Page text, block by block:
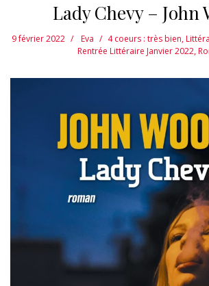
Lady Chevy – John
9 février 2022 Eva 4 coeurs : très bien,
Rentrée Littéraire Janvier 2022,